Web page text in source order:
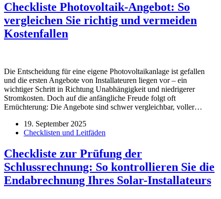
Checkliste Photovoltaik-Angebot: So
vergleichen Sie richtig und vermeiden
Kostenfallen
Die Entscheidung für eine eigene Photovoltaikanlage ist gefallen
und die ersten Angebote von Installateuren liegen vor – ein
wichtiger Schritt in Richtung Unabhängigkeit und niedrigerer
Stromkosten. Doch auf die anfängliche Freude folgt oft
Ernüchterung: Die Angebote sind schwer vergleichbar, voller…
19. September 2025
Checklisten und Leitfäden
Checkliste zur Prüfung der
Schlussrechnung: So kontrollieren Sie die
Endabrechnung Ihres Solar-Installateurs